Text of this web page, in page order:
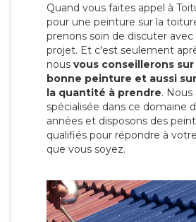
Quand vous faites appel à
pour une peinture sur la
prenons soin de discuter
projet. Et c'est seulement
nous vous conseillerons
bonne peinture et aussi
la quantité à prendre.
spécialisée dans ce domaine
années et disposons des
qualifiés pour répondre à
que vous soyez.